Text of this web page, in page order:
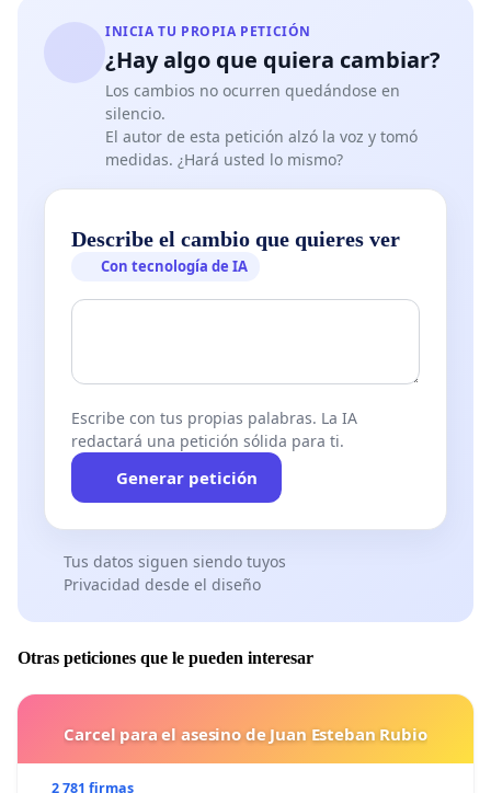
INICIA TU PROPIA PETICIÓN
¿Hay algo que quiera cambiar?
Los cambios no ocurren quedándose en
silencio.
El autor de esta petición alzó la voz y tomó
medidas. ¿Hará usted lo mismo?
Describe el cambio que quieres ver
Con tecnología de IA
Escribe con tus propias palabras. La IA
redactará una petición sólida para ti.
Generar petición
Tus datos siguen siendo tuyos
Privacidad desde el diseño
Otras peticiones que le pueden interesar
Carcel para el asesino de Juan Esteban Rubio
2 781 firmas